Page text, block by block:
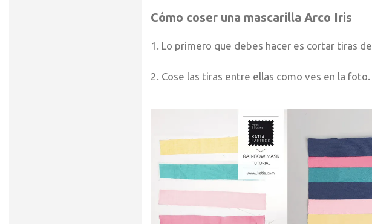
Cómo coser una mascarilla Arco Iris
1. Lo primero que debes hacer es cortar tiras
2. Cose las tiras entre ellas como ves en la foto.